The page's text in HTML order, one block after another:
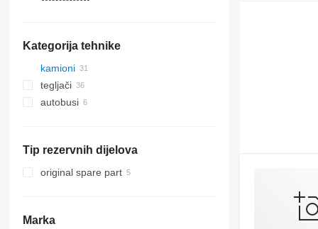
Kategorija tehnike
kamioni
tegljači
autobusi
Tip rezervnih dijelova
original spare part
Marka